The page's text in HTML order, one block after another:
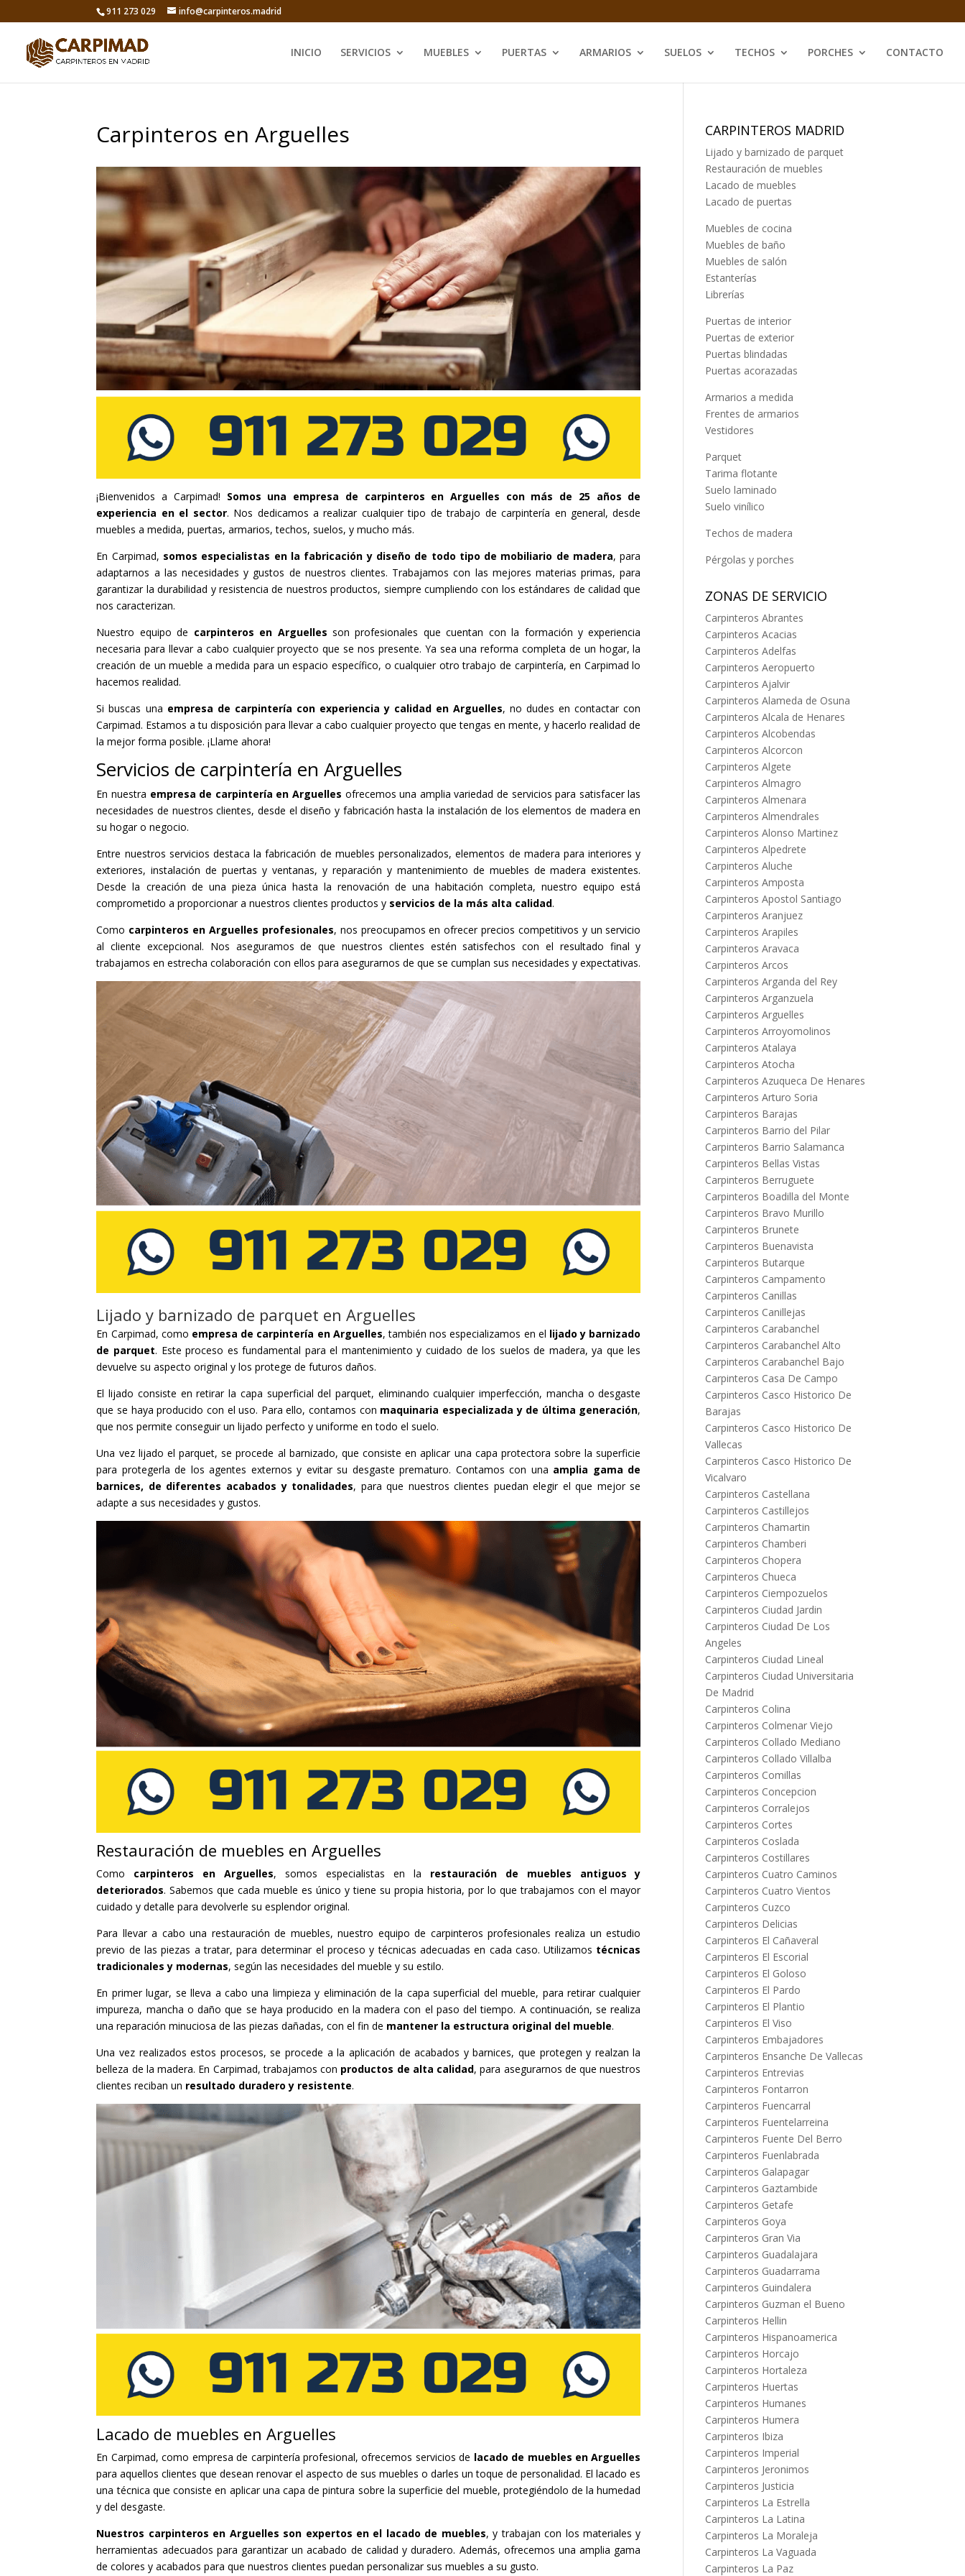
911 273 029 info@carpinteros.madrid
INICIO SERVICIOS MUEBLES PUERTAS ARMARIOS SUELOS TECHOS PORCHES CONTACTO
Carpinteros en Arguelles
¡Bienvenidos a Carpimad! Somos una empresa de carpinteros en Arguelles con más de 25 años de
experiencia en el sector. Nos dedicamos a realizar cualquier tipo de trabajo de carpintería en general, desde
muebles a medida, puertas, armarios, techos, suelos, y mucho más.
En Carpimad, somos especialistas en la fabricación y diseño de todo tipo de mobiliario de madera, para
adaptarnos a las necesidades y gustos de nuestros clientes. Trabajamos con las mejores materias primas, para
garantizar la durabilidad y resistencia de nuestros productos, siempre cumpliendo con los estándares de calidad que
nos caracterizan.
Nuestro equipo de carpinteros en Arguelles son profesionales que cuentan con la formación y experiencia
necesaria para llevar a cabo cualquier proyecto que se nos presente. Ya sea una reforma completa de un hogar, la
creación de un mueble a medida para un espacio específico, o cualquier otro trabajo de carpintería, en Carpimad lo
hacemos realidad.
Si buscas una empresa de carpintería con experiencia y calidad en Arguelles, no dudes en contactar con
Carpimad. Estamos a tu disposición para llevar a cabo cualquier proyecto que tengas en mente, y hacerlo realidad de
la mejor forma posible. ¡Llame ahora!
Servicios de carpintería en Arguelles
En nuestra empresa de carpintería en Arguelles ofrecemos una amplia variedad de servicios para satisfacer las
necesidades de nuestros clientes, desde el diseño y fabricación hasta la instalación de los elementos de madera en
su hogar o negocio.
Entre nuestros servicios destaca la fabricación de muebles personalizados, elementos de madera para interiores y
exteriores, instalación de puertas y ventanas, y reparación y mantenimiento de muebles de madera existentes.
Desde la creación de una pieza única hasta la renovación de una habitación completa, nuestro equipo está
comprometido a proporcionar a nuestros clientes productos y servicios de la más alta calidad.
Como carpinteros en Arguelles profesionales, nos preocupamos en ofrecer precios competitivos y un servicio
al cliente excepcional. Nos aseguramos de que nuestros clientes estén satisfechos con el resultado final y
trabajamos en estrecha colaboración con ellos para asegurarnos de que se cumplan sus necesidades y expectativas.
Lijado y barnizado de parquet en Arguelles
En Carpimad, como empresa de carpintería en Arguelles, también nos especializamos en el lijado y barnizado
de parquet. Este proceso es fundamental para el mantenimiento y cuidado de los suelos de madera, ya que les
devuelve su aspecto original y los protege de futuros daños.
El lijado consiste en retirar la capa superficial del parquet, eliminando cualquier imperfección, mancha o desgaste
que se haya producido con el uso. Para ello, contamos con maquinaria especializada y de última generación,
que nos permite conseguir un lijado perfecto y uniforme en todo el suelo.
Una vez lijado el parquet, se procede al barnizado, que consiste en aplicar una capa protectora sobre la superficie
para protegerla de los agentes externos y evitar su desgaste prematuro. Contamos con una amplia gama de
barnices, de diferentes acabados y tonalidades, para que nuestros clientes puedan elegir el que mejor se
adapte a sus necesidades y gustos.
Restauración de muebles en Arguelles
Como carpinteros en Arguelles, somos especialistas en la restauración de muebles antiguos y
deteriorados. Sabemos que cada mueble es único y tiene su propia historia, por lo que trabajamos con el mayor
cuidado y detalle para devolverle su esplendor original.
Para llevar a cabo una restauración de muebles, nuestro equipo de carpinteros profesionales realiza un estudio
previo de las piezas a tratar, para determinar el proceso y técnicas adecuadas en cada caso. Utilizamos técnicas
tradicionales y modernas, según las necesidades del mueble y su estilo.
En primer lugar, se lleva a cabo una limpieza y eliminación de la capa superficial del mueble, para retirar cualquier
impureza, mancha o daño que se haya producido en la madera con el paso del tiempo. A continuación, se realiza
una reparación minuciosa de las piezas dañadas, con el fin de mantener la estructura original del mueble.
Una vez realizados estos procesos, se procede a la aplicación de acabados y barnices, que protegen y realzan la
belleza de la madera. En Carpimad, trabajamos con productos de alta calidad, para asegurarnos de que nuestros
clientes reciban un resultado duradero y resistente.
Lacado de muebles en Arguelles
En Carpimad, como empresa de carpintería profesional, ofrecemos servicios de lacado de muebles en Arguelles
para aquellos clientes que desean renovar el aspecto de sus muebles o darles un toque de personalidad. El lacado es
una técnica que consiste en aplicar una capa de pintura sobre la superficie del mueble, protegiéndolo de la humedad
y del desgaste.
Nuestros carpinteros en Arguelles son expertos en el lacado de muebles, y trabajan con los materiales y
herramientas adecuados para garantizar un acabado de calidad y duradero. Además, ofrecemos una amplia gama
de colores y acabados para que nuestros clientes puedan personalizar sus muebles a su gusto.
CARPINTEROS MADRID
Lijado y barnizado de parquet
Restauración de muebles
Lacado de muebles
Lacado de puertas
Muebles de cocina
Muebles de baño
Muebles de salón
Estanterías
Librerías
Puertas de interior
Puertas de exterior
Puertas blindadas
Puertas acorazadas
Armarios a medida
Frentes de armarios
Vestidores
Parquet
Tarima flotante
Suelo laminado
Suelo vinílico
Techos de madera
Pérgolas y porches
ZONAS DE SERVICIO
Carpinteros Abrantes
Carpinteros Acacias
Carpinteros Adelfas
Carpinteros Aeropuerto
Carpinteros Ajalvir
Carpinteros Alameda de Osuna
Carpinteros Alcala de Henares
Carpinteros Alcobendas
Carpinteros Alcorcon
Carpinteros Algete
Carpinteros Almagro
Carpinteros Almenara
Carpinteros Almendrales
Carpinteros Alonso Martinez
Carpinteros Alpedrete
Carpinteros Aluche
Carpinteros Amposta
Carpinteros Apostol Santiago
Carpinteros Aranjuez
Carpinteros Arapiles
Carpinteros Aravaca
Carpinteros Arcos
Carpinteros Arganda del Rey
Carpinteros Arganzuela
Carpinteros Arguelles
Carpinteros Arroyomolinos
Carpinteros Atalaya
Carpinteros Atocha
Carpinteros Azuqueca De Henares
Carpinteros Arturo Soria
Carpinteros Barajas
Carpinteros Barrio del Pilar
Carpinteros Barrio Salamanca
Carpinteros Bellas Vistas
Carpinteros Berruguete
Carpinteros Boadilla del Monte
Carpinteros Bravo Murillo
Carpinteros Brunete
Carpinteros Buenavista
Carpinteros Butarque
Carpinteros Campamento
Carpinteros Canillas
Carpinteros Canillejas
Carpinteros Carabanchel
Carpinteros Carabanchel Alto
Carpinteros Carabanchel Bajo
Carpinteros Casa De Campo
Carpinteros Casco Historico De
Barajas
Carpinteros Casco Historico De
Vallecas
Carpinteros Casco Historico De
Vicalvaro
Carpinteros Castellana
Carpinteros Castillejos
Carpinteros Chamartin
Carpinteros Chamberi
Carpinteros Chopera
Carpinteros Chueca
Carpinteros Ciempozuelos
Carpinteros Ciudad Jardin
Carpinteros Ciudad De Los
Angeles
Carpinteros Ciudad Lineal
Carpinteros Ciudad Universitaria
De Madrid
Carpinteros Colina
Carpinteros Colmenar Viejo
Carpinteros Collado Mediano
Carpinteros Collado Villalba
Carpinteros Comillas
Carpinteros Concepcion
Carpinteros Corralejos
Carpinteros Cortes
Carpinteros Coslada
Carpinteros Costillares
Carpinteros Cuatro Caminos
Carpinteros Cuatro Vientos
Carpinteros Cuzco
Carpinteros Delicias
Carpinteros El Cañaveral
Carpinteros El Escorial
Carpinteros El Goloso
Carpinteros El Pardo
Carpinteros El Plantio
Carpinteros El Viso
Carpinteros Embajadores
Carpinteros Ensanche De Vallecas
Carpinteros Entrevias
Carpinteros Fontarron
Carpinteros Fuencarral
Carpinteros Fuentelarreina
Carpinteros Fuente Del Berro
Carpinteros Fuenlabrada
Carpinteros Galapagar
Carpinteros Gaztambide
Carpinteros Getafe
Carpinteros Goya
Carpinteros Gran Via
Carpinteros Guadalajara
Carpinteros Guadarrama
Carpinteros Guindalera
Carpinteros Guzman el Bueno
Carpinteros Hellin
Carpinteros Hispanoamerica
Carpinteros Horcajo
Carpinteros Hortaleza
Carpinteros Huertas
Carpinteros Humanes
Carpinteros Humera
Carpinteros Ibiza
Carpinteros Imperial
Carpinteros Jeronimos
Carpinteros Justicia
Carpinteros La Estrella
Carpinteros La Latina
Carpinteros La Moraleja
Carpinteros La Vaguada
Carpinteros La Paz